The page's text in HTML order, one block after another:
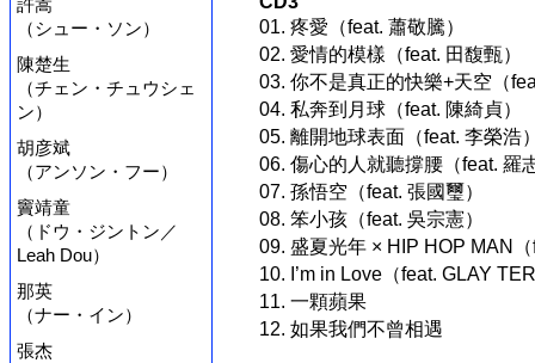
許嵩
（シュー・ソン）
陳楚生
（チェン・チュウシェ
ン）
胡彦斌
（アンソン・フー）
竇靖童
（ドウ・ジントン／
Leah Dou）
那英
（ナー・イン）
張杰
01. 疼愛（feat. 蕭敬騰）
02. 愛情的模樣（feat. 田馥甄）
03. 你不是真正的快樂+天空（
04. 私奔到月球（feat. 陳綺貞）
05. 離開地球表面（feat. 李榮浩
06. 傷心的人就聽撐腰（feat. 羅
07. 孫悟空（feat. 張國璽）
08. 笨小孩（feat. 吳宗憲）
09. 盛夏光年 × HIP HOP MAN
10. I’m in Love（feat. GLAY
11. 一顆蘋果
12. 如果我們不曾相遇